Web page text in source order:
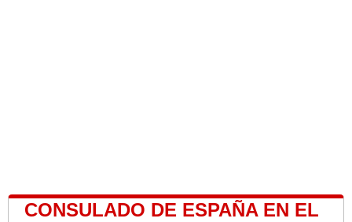
CONSULADO DE ESPAÑA EN EL